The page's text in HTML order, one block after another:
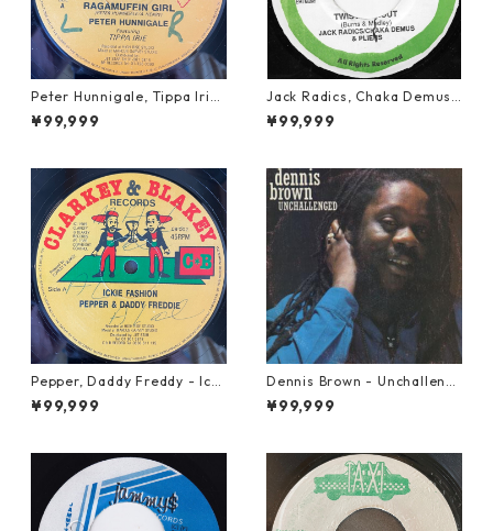
Peter Hunnigale, Tippa Irie
- Raggamuffin Girl【12-50
045】
¥99,999
Jack Radics, Chaka Demus
& Pliers - Twist And Shout
【7-21830】
¥99,999
Pepper, Daddy Freddy - Icki
e Fashion【12-50044】
¥99,999
Dennis Brown - Unchalleng
ed【LP-70046】
¥99,999